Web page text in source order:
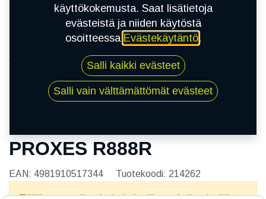
185/60R13 80V TOYO PROXES R888R
PROXES R888R
EAN: 4981910517344 Tuotekoodi: 214262
käyttökokemusta. Saat lisätietoja
evästeistä ja niiden käytöstä
osoitteessa Evästekäytäntö.
Salli kaikki evästeet
Salli vain välttämättömät evästeet